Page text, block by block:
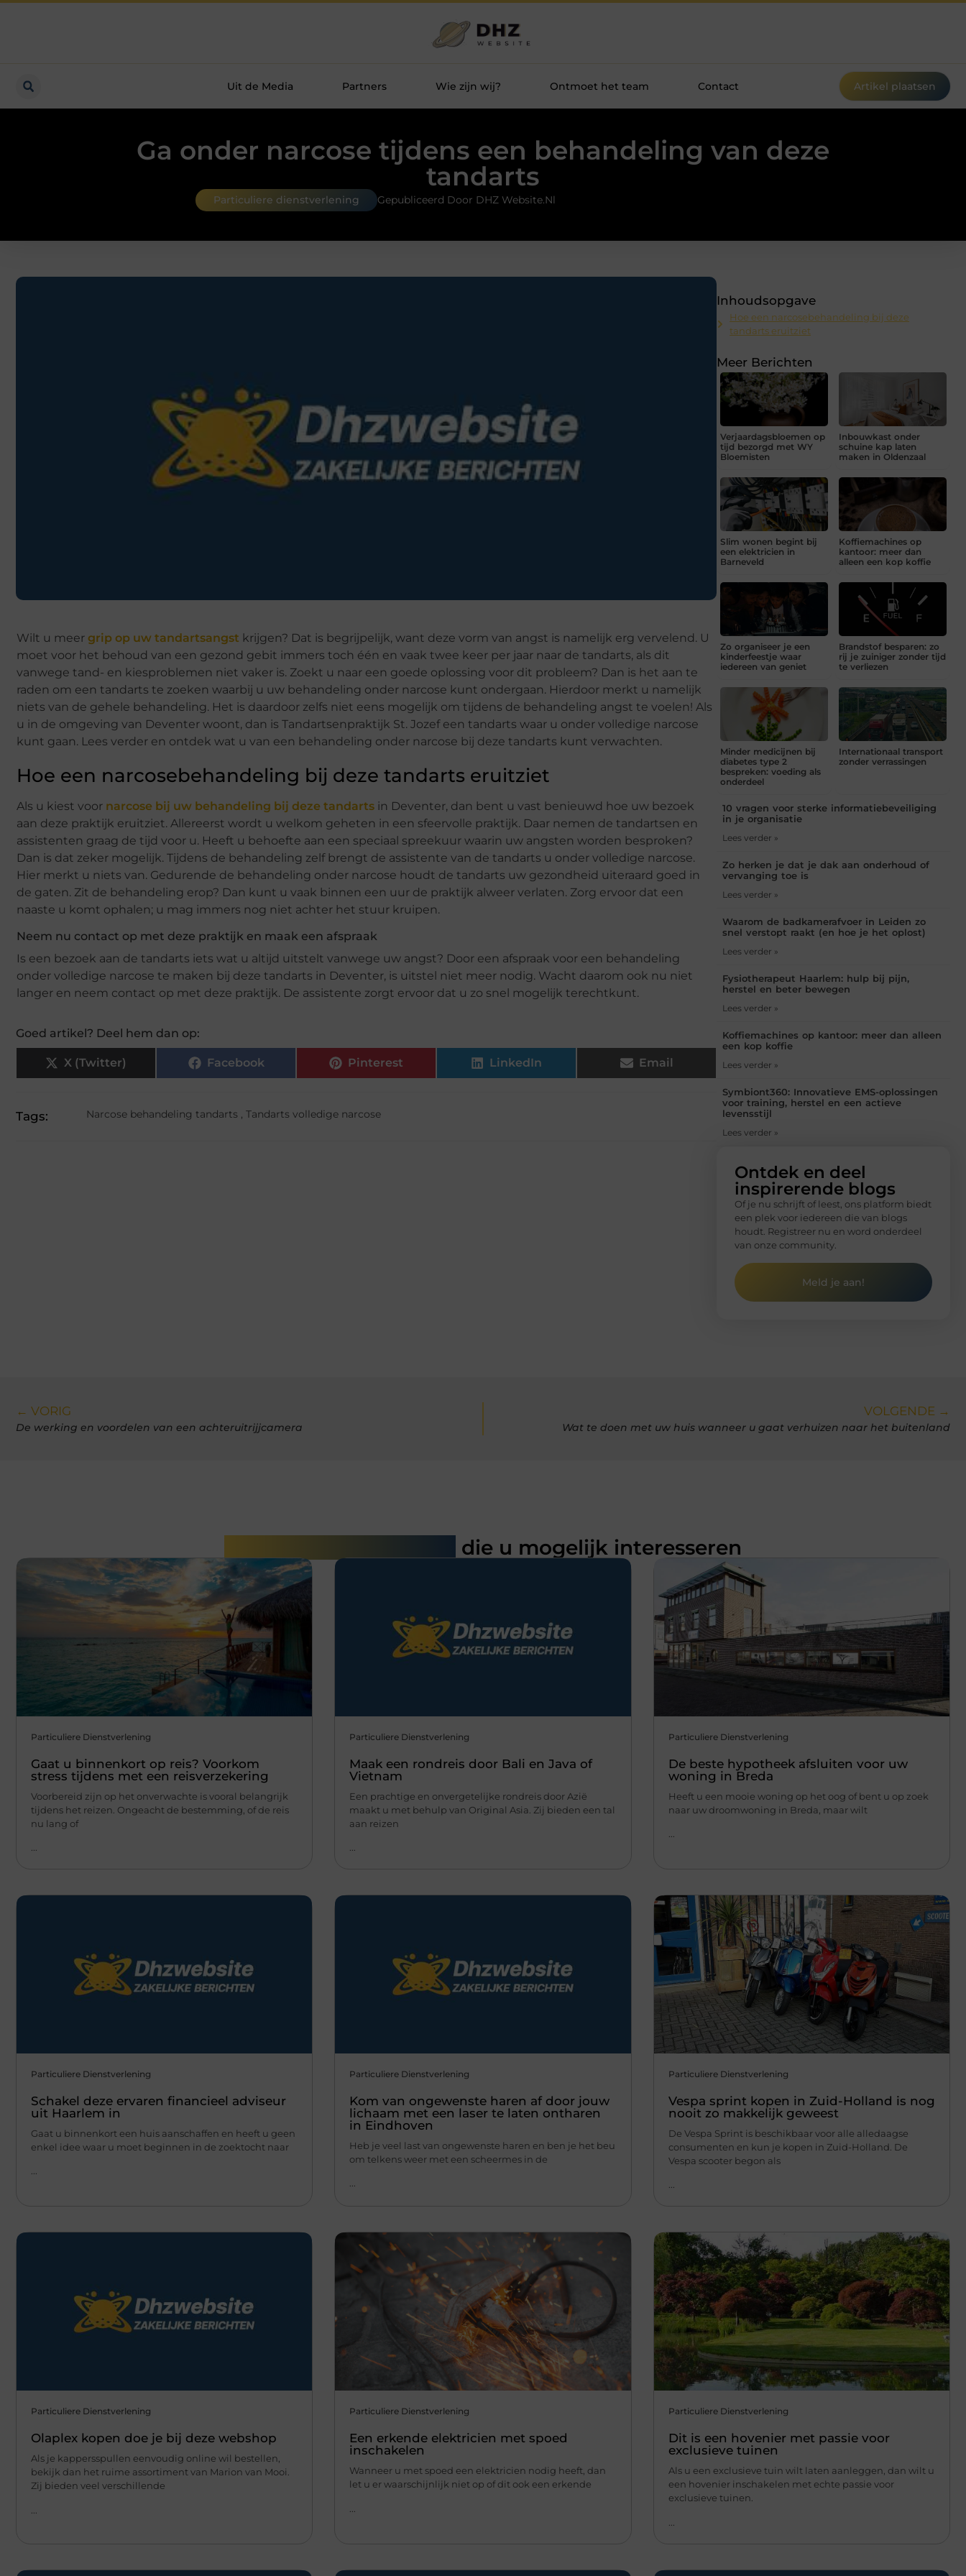
Uit de Media Partners Wie zijn wij? Ontmoet het team Contact Artikel plaatsen
Ga onder narcose tijdens een behandeling van deze
tandarts
Particuliere dienstverlening Gepubliceerd Door DHZ Website.nl
Wilt u meer grip op uw tandartsangst krijgen? Dat is begrijpelijk, want deze vorm van angst is namelijk erg vervelend. U
moet voor het behoud van een gezond gebit immers toch één en vaak twee keer per jaar naar de tandarts, als dit
vanwege tand- en kiesproblemen niet vaker is. Zoekt u naar een goede oplossing voor dit probleem? Dan is het aan te
raden om een tandarts te zoeken waarbij u uw behandeling onder narcose kunt ondergaan. Hierdoor merkt u namelijk
niets van de gehele behandeling. Het is daardoor zelfs niet eens mogelijk om tijdens de behandeling angst te voelen! Als
u in de omgeving van Deventer woont, dan is Tandartsenpraktijk St. Jozef een tandarts waar u onder volledige narcose
kunt gaan. Lees verder en ontdek wat u van een behandeling onder narcose bij deze tandarts kunt verwachten.
Hoe een narcosebehandeling bij deze tandarts eruitziet
Als u kiest voor narcose bij uw behandeling bij deze tandarts in Deventer, dan bent u vast benieuwd hoe uw bezoek
aan deze praktijk eruitziet. Allereerst wordt u welkom geheten in een sfeervolle praktijk. Daar nemen de tandartsen en
assistenten graag de tijd voor u. Heeft u behoefte aan een speciaal spreekuur waarin uw angsten worden besproken?
Dan is dat zeker mogelijk. Tijdens de behandeling zelf brengt de assistente van de tandarts u onder volledige narcose.
Hier merkt u niets van. Gedurende de behandeling onder narcose houdt de tandarts uw gezondheid uiteraard goed in
de gaten. Zit de behandeling erop? Dan kunt u vaak binnen een uur de praktijk alweer verlaten. Zorg ervoor dat een
naaste u komt ophalen; u mag immers nog niet achter het stuur kruipen.
Neem nu contact op met deze praktijk en maak een afspraak
Is een bezoek aan de tandarts iets wat u altijd uitstelt vanwege uw angst? Door een afspraak voor een behandeling
onder volledige narcose te maken bij deze tandarts in Deventer, is uitstel niet meer nodig. Wacht daarom ook nu niet
langer en neem contact op met deze praktijk. De assistente zorgt ervoor dat u zo snel mogelijk terechtkunt.
Goed artikel? Deel hem dan op:
X (Twitter) Facebook Pinterest LinkedIn Email
Tags: Narcose behandeling tandarts , Tandarts volledige narcose
Inhoudsopgave
Hoe een narcosebehandeling bij deze
tandarts eruitziet
Meer Berichten
Verjaardagsbloemen op
tijd bezorgd met WY
Bloemisten
Inbouwkast onder
schuine kap laten
maken in Oldenzaal
Slim wonen begint bij
een elektricien in
Barneveld
Koffiemachines op
kantoor: meer dan
alleen een kop koffie
Zo organiseer je een
kinderfeestje waar
iedereen van geniet
Brandstof besparen: zo
rij je zuiniger zonder tijd
te verliezen
Minder medicijnen bij
diabetes type 2
bespreken: voeding als
onderdeel
Internationaal transport
zonder verrassingen
10 vragen voor sterke informatiebeveiliging
in je organisatie
Lees verder »
Zo herken je dat je dak aan onderhoud of
vervanging toe is
Lees verder »
Waarom de badkamerafvoer in Leiden zo
snel verstopt raakt (en hoe je het oplost)
Lees verder »
Fysiotherapeut Haarlem: hulp bij pijn,
herstel en beter bewegen
Lees verder »
Koffiemachines op kantoor: meer dan alleen
een kop koffie
Lees verder »
Symbiont360: Innovatieve EMS-oplossingen
voor training, herstel en een actieve
levensstijl
Lees verder »
Ontdek en deel
inspirerende blogs
Of je nu schrijft of leest, ons platform biedt
een plek voor iedereen die van blogs
houdt. Registreer nu en word onderdeel
van onze community.
Meld je aan!
← VORIG
De werking en voordelen van een achteruitrijjcamera
VOLGENDE →
Wat te doen met uw huis wanneer u gaat verhuizen naar het buitenland
die u mogelijk interesseren
Particuliere Dienstverlening
Gaat u binnenkort op reis? Voorkom
stress tijdens met een reisverzekering
Voorbereid zijn op het onverwachte is vooral belangrijk
tijdens het reizen. Ongeacht de bestemming, of de reis
nu lang of
Particuliere Dienstverlening
Maak een rondreis door Bali en Java of
Vietnam
Een prachtige en onvergetelijke rondreis door Azië
maakt u met behulp van Original Asia. Zij bieden een tal
aan reizen
Particuliere Dienstverlening
De beste hypotheek afsluiten voor uw
woning in Breda
Heeft u een mooie woning op het oog of bent u op zoek
naar uw droomwoning in Breda, maar wilt
Particuliere Dienstverlening
Schakel deze ervaren financieel adviseur
uit Haarlem in
Gaat u binnenkort een huis aanschaffen en heeft u geen
enkel idee waar u moet beginnen in de zoektocht naar
...
Particuliere Dienstverlening
Kom van ongewenste haren af door jouw
lichaam met een laser te laten ontharen
in Eindhoven
Heb je veel last van ongewenste haren en ben je het beu
om telkens weer met een scheermes in de
...
Particuliere Dienstverlening
Vespa sprint kopen in Zuid-Holland is nog
nooit zo makkelijk geweest
De Vespa Sprint is beschikbaar voor alle alledaagse
consumenten en kun je kopen in Zuid-Holland. De
Vespa scooter begon als
...
Particuliere Dienstverlening
Olaplex kopen doe je bij deze webshop
Als je kappersspullen eenvoudig online wil bestellen,
bekijk dan het ruime assortiment van Marion van Mooi.
Zij bieden veel verschillende
Particuliere Dienstverlening
Een erkende elektricien met spoed
inschakelen
Wanneer u met spoed een elektricien nodig heeft, dan
let u er waarschijnlijk niet op of dit ook een erkende
Particuliere Dienstverlening
Dit is een hovenier met passie voor
exclusieve tuinen
Als u een exclusieve tuin wilt laten aanleggen, dan wilt u
een hovenier inschakelen met echte passie voor
exclusieve tuinen.